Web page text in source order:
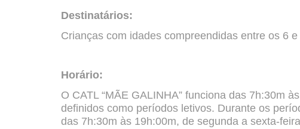
Destinatários:
Crianças com idades compreendidas entre os 6
Horário:
O CATL “MÃE GALINHA” funciona das 7h:30m
definidos como períodos letivos. Durante os
das 7h:30m às 19h:00m, de segunda a sexta-